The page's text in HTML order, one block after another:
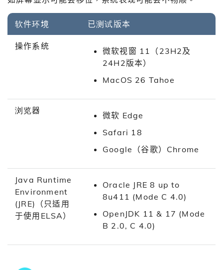
软件环境 已测试版本
操作系统
微软视窗 11（23H2及
24H2版本）
MacOS 26 Tahoe
浏览器
微软 Edge
Safari 18
Google（谷歌）Chrome
Java Runtime
Environment
(JRE)（只适用
于使用ELSA）
Oracle JRE 8 up to
8u411 (Mode C 4.0)
OpenJDK 11 & 17 (Mode
B 2.0, C 4.0)